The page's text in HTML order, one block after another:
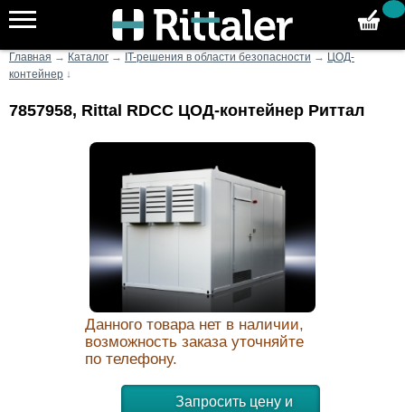
Главная → Каталог → IT-решения в области безопасности →
ЦОД-
контейнер ↓
7857958, Rittal RDCC ЦОД-контейнер Риттал
Данного товара нет в наличии,
возможность заказа уточняйте
по телефону.
Запросить цену и